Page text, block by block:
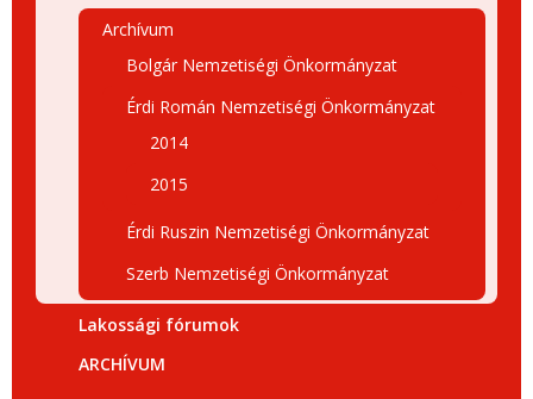
Archívum
Bolgár Nemzetiségi Önkormányzat
Érdi Román Nemzetiségi Önkormányzat
2014
2015
Érdi Ruszin Nemzetiségi Önkormányzat
Szerb Nemzetiségi Önkormányzat
Lakossági fórumok
ARCHÍVUM